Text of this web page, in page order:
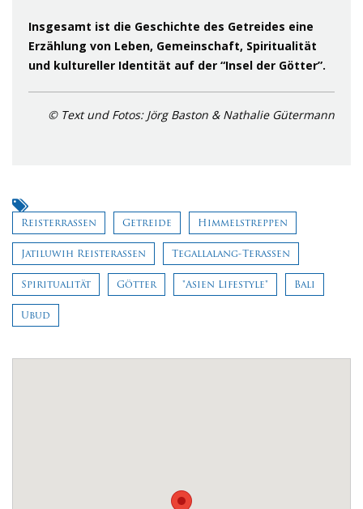
Insgesamt ist die Geschichte des Getreides eine
Erzählung von Leben, Gemeinschaft, Spiritualität
und kultureller Identität auf der “Insel der Götter”.
© Text und Fotos: Jörg Baston & Nathalie Gütermann
Reisterrassen Getreide Himmelstreppen
Jatiluwih Reisterassen Tegallalang-Terassen
Spiritualität Götter "Asien Lifestyle" Bali
Ubud